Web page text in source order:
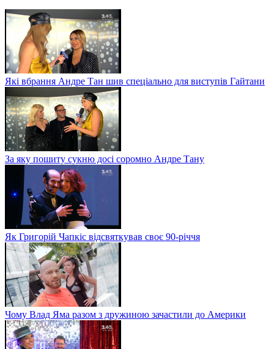
Які вбрання Андре Тан шив спеціально для виступів Гайтани
За яку пошиту сукню досі соромно Андре Тану
Як Григорій Чапкіс відсвяткував своє 90-річчя
Чому Влад Яма разом з дружиною зачастили до Америки